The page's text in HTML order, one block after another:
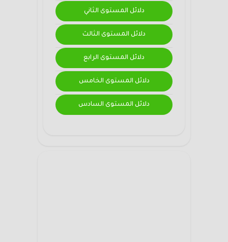
دلائل المستوى الثاني
دلائل المستوى الثالث
دلائل المستوى الرابع
دلائل المستوى الخامس
دلائل المستوى السادس